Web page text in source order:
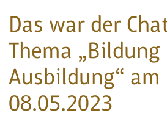
Das war der
Thema „Bildung
Ausbildung“ am
08.05.2023